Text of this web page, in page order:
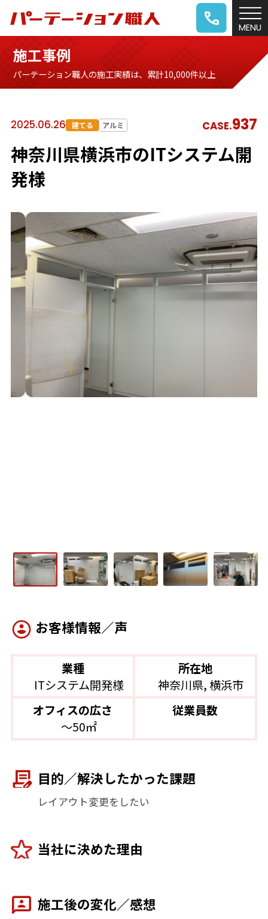
施工事例
パーテーション職人の施工実績は、累計10,000件以上
2025.06.26 建てる アルミ CASE.937
神奈川県横浜市のITシステム開
発様
お客様情報／声
業種
ITシステム開発様
所在地
神奈川県, 横浜市
オフィスの広さ
〜50㎡
従業員数
目的／解決したかった課題
レイアウト変更をしたい
当社に決めた理由
施工後の変化／感想